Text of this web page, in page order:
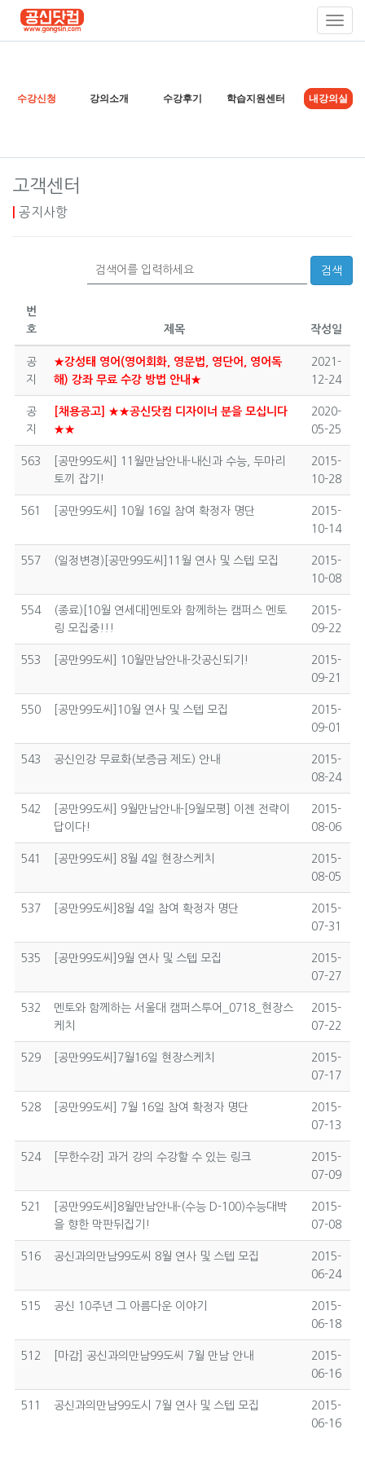
수강신청 강의소개 수강후기 학습지원센터 내강의실
고객센터
공지사항
검색
번
호
제목 작성일
공
지
★강성태 영어(영어회화, 영문법, 영단어, 영어독
해) 강좌 무료 수강 방법 안내★
2021-
12-24
공
지
[채용공고] ★★공신닷컴 디자이너 분을 모십니다
★★
2020-
05-25
563
[공만99도씨] 11월만남안내-내신과 수능, 두마리
토끼 잡기!
2015-
10-28
561 [공만99도씨] 10월 16일 참여 확정자 명단
2015-
10-14
557 (일정변경)[공만99도씨]11월 연사 및 스텝 모집
2015-
10-08
554
(종료)[10월 연세대]멘토와 함께하는 캠퍼스 멘토
링 모집중!!!
2015-
09-22
553 [공만99도씨] 10월만남안내-갓공신되기!
2015-
09-21
550 [공만99도씨]10월 연사 및 스텝 모집
2015-
09-01
543 공신인강 무료화(보증금 제도) 안내
2015-
08-24
542
[공만99도씨] 9월만남안내-[9월모평] 이젠 전략이
답이다!
2015-
08-06
541 [공만99도씨] 8월 4일 현장스케치
2015-
08-05
537 [공만99도씨]8월 4일 참여 확정자 명단
2015-
07-31
535 [공만99도씨]9월 연사 및 스텝 모집
2015-
07-27
532
멘토와 함께하는 서울대 캠퍼스투어_0718_현장스
케치
2015-
07-22
529 [공만99도씨]7월16일 현장스케치
2015-
07-17
528 [공만99도씨] 7월 16일 참여 확정자 명단
2015-
07-13
524 [무한수강] 과거 강의 수강할 수 있는 링크
2015-
07-09
521
[공만99도씨]8월만남안내-(수능 D-100)수능대박
을 향한 막판뒤집기!
2015-
07-08
516 공신과의만남99도씨 8월 연사 및 스텝 모집
2015-
06-24
515 공신 10주년 그 아름다운 이야기
2015-
06-18
512 [마감] 공신과의만남99도씨 7월 만남 안내
2015-
06-16
511 공신과의만남99도시 7월 연사 및 스텝 모집
2015-
06-16